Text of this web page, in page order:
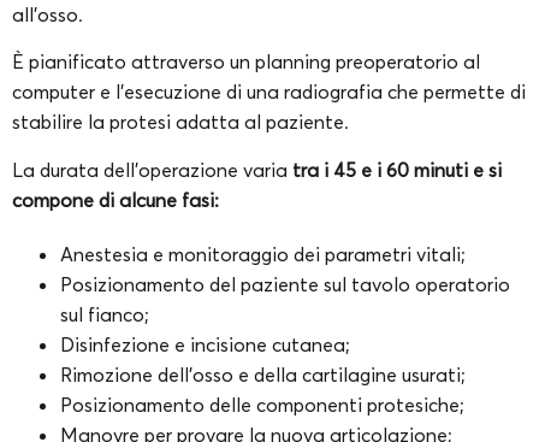
all’osso.
È pianificato attraverso un planning preoperatorio al
computer e l’esecuzione di una radiografia che permette di
stabilire la protesi adatta al paziente.
La durata dell’operazione varia tra i 45 e i 60 minuti e si
compone di alcune fasi:
Anestesia e monitoraggio dei parametri vitali;
Posizionamento del paziente sul tavolo operatorio
sul fianco;
Disinfezione e incisione cutanea;
Rimozione dell’osso e della cartilagine usurati;
Posizionamento delle componenti protesiche;
Manovre per provare la nuova articolazione;